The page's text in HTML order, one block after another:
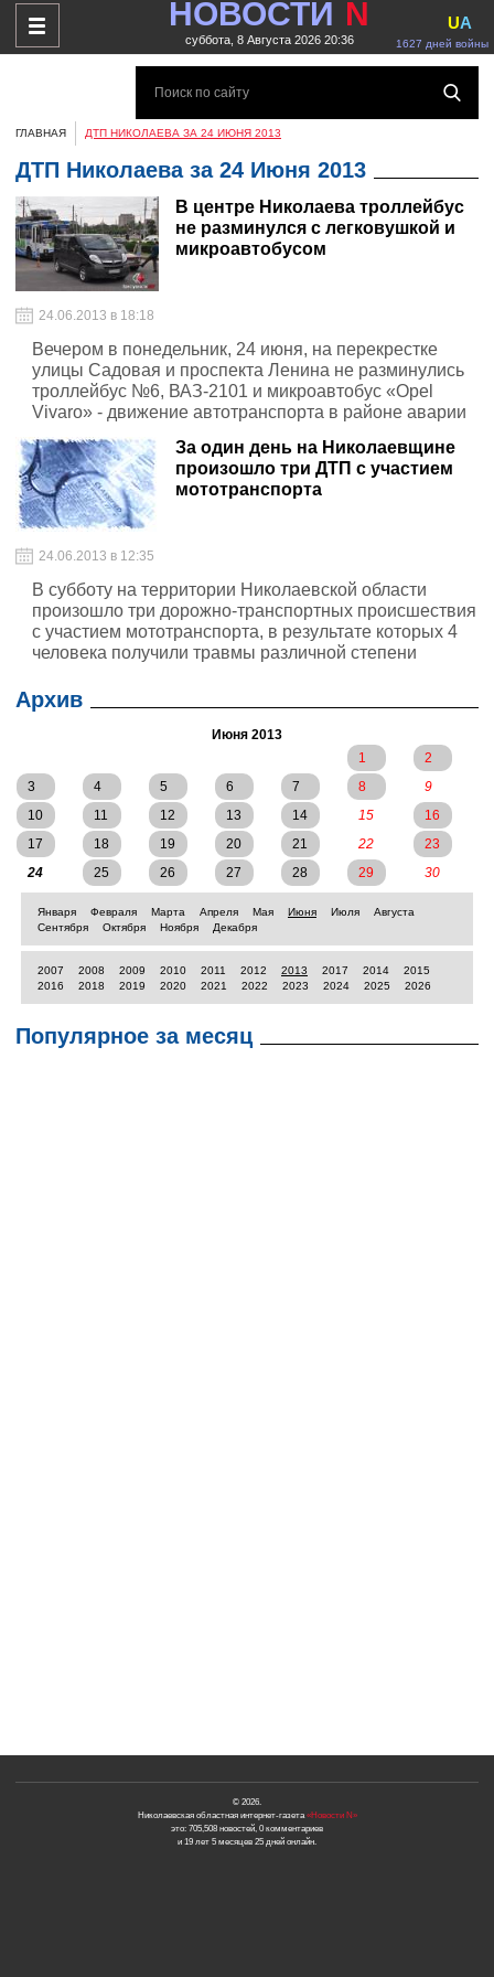
НОВОСТИ N
суббота, 8 Августа 2026 20:36 1627 дней войны
UA
ГЛАВНАЯ ДТП НИКОЛАЕВА ЗА 24 ИЮНЯ 2013
ДТП Николаева за 24 Июня 2013
В центре Николаева троллейбус
не разминулся с легковушкой и
микроавтобусом
24.06.2013 в 18:18
Вечером в понедельник, 24 июня, на перекрестке
улицы Садовая и проспекта Ленина не разминулись
троллейбус №6, ВАЗ-2101 и микроавтобус «Opel
Vivaro» - движение автотранспорта в районе аварии
За один день на Николаевщине
произошло три ДТП с участием
мототранспорта
24.06.2013 в 12:35
В субботу на территории Николаевской области
произошло три дорожно-транспортных происшествия
с участием мототранспорта, в результате которых 4
человека получили травмы различной степени
Архив
Июня 2013
1
2
3
4 5 6 7 8
9
10
11 12 13 14 15
16
17
18 19 20 21 22
23
24
25 26 27 28 29 30
Января Февраля Марта Апреля Мая Июня Июля
Августа
Сентября
Октября Ноября Декабря
2007 2008 2009 2010 2011 2012 2013 2017 2014
2015
2016
2018 2019 2020 2021 2022 2023 2024 2025 2026
Популярное за месяц
© 2026.
Николаевская областная интернет-газета«Новости N»
это: 705,508 новостей, 0 комментариев
и 19 лет 5 месяцев 25 дней онлайн.